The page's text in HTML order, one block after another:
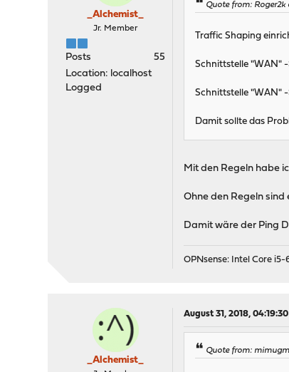
_Alchemist_
Jr. Member
Posts
55
Location: localhost
Logged
Quote from: Roger2k
Traffic Shaping
Schnittstelle "WAN" -
Schnittstelle "WAN" -
Damit sollte das
Mit den Regeln habe
Ohne den Regeln
Damit wäre der Ping
OPNsense: Intel Core i5-
_Alchemist_
August 31, 2018, 04:19:30
Quote from: